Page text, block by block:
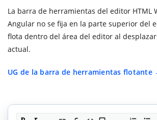
La barra de herramientas del editor HTML
Angular no se fija en la parte superior del
flota dentro del área del editor al
actual.
UG de la barra de herramientas flotante